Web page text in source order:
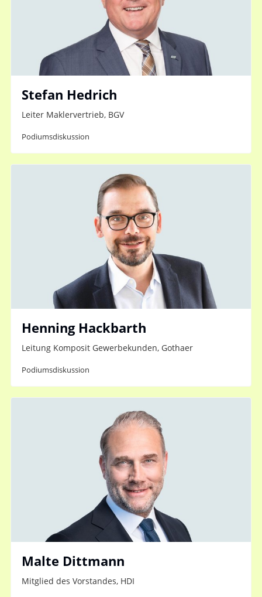
Stefan Hedrich
Leiter Maklervertrieb, BGV
Podiumsdiskussion
Henning Hackbarth
Leitung Komposit Gewerbekunden, Gothaer
Podiumsdiskussion
Malte Dittmann
Mitglied des Vorstandes, HDI